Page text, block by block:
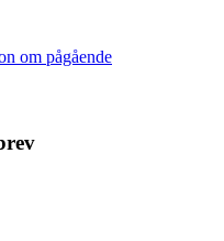
om pågående